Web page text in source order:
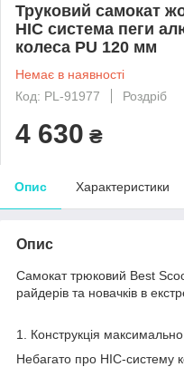
Труковий самокат
HIC система пеги
колеса PU 120 мм
Немає в наявності
Код: PL-91977
Роздріб
4 630 ₴
Опис Характеристики
Опис
Самокат трюковий Best
райдерів та новачків в
1. Конструкція
Небагато про HIC-систему